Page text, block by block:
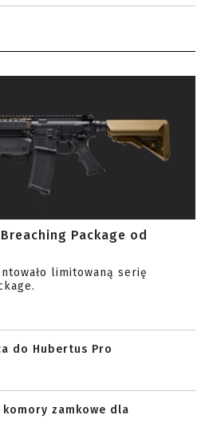
Package od
limitowaną serię
do Hubertus Pro
zamkowe dla